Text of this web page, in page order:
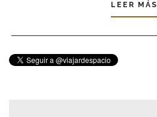
LEER MÁS